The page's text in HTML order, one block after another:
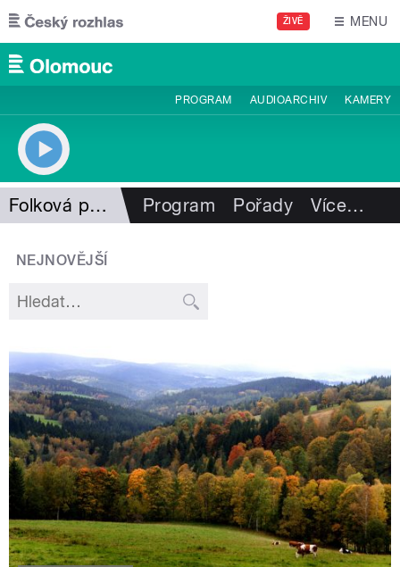
Přejít k hlavnímu obsahu
ŽIVĚ MENU
PROGRAM AUDIOARCHIV KAMERY
Folková pohlazení Program Pořady Více…
NEJNOVĚJŠÍ